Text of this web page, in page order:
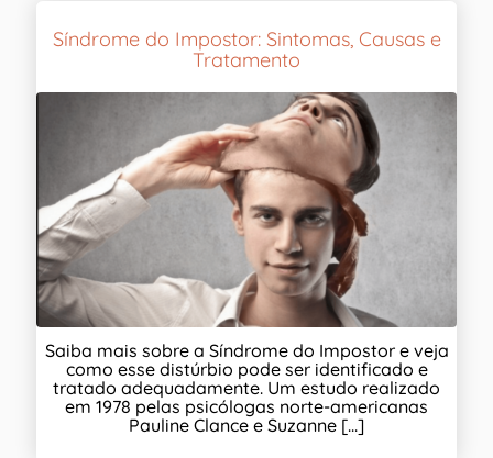
Síndrome do Impostor: Sintomas, Causas e
Tratamento
Saiba mais sobre a Síndrome do Impostor e veja
como esse distúrbio pode ser identificado e
tratado adequadamente. Um estudo realizado
em 1978 pelas psicólogas norte-americanas
Pauline Clance e Suzanne [...]